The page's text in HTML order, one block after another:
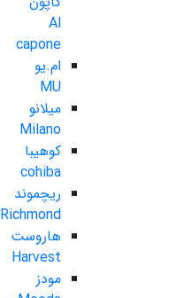
Al
capone
ام.یو
MU
میلانو
Milano
کوهیبا
cohiba
ریچموند
Richmond
هاروست
Harvest
مودز